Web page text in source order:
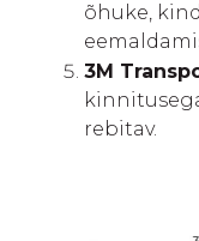
õhuke,
3M
rebitav.